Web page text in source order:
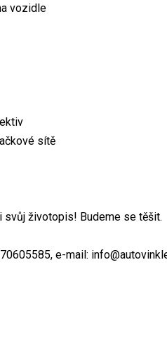
vozidle
sítě
svůj životopis! Budeme se těšit.
e-mail: